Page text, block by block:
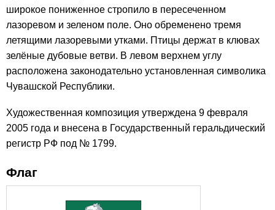
широкое пониженное стропило в пересеченном
лазоревом и зеленом поле. Оно обременено тремя
летящими лазоревыми утками. Птицы держат в клювах
зелёные дубовые ветви. В левом верхнем углу
расположена законодательно установленная символика
Чувашской Республики.
Художественная композиция утверждена 9 февраля
2005 года и внесена в Государственный геральдический
регистр РФ под № 1799.
Флаг